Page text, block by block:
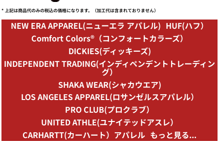
* 上記は商品代のみの税込の価格になります。（加工代は含まれておりません）
NEW ERA APPAREL(ニューエラ アパレル) HUF(ハフ）
Comfort Colors®（コンフォートカラーズ）
DICKIES(ディッキーズ)
INDEPENDENT TRADING(インディペンデントトレーディン
グ）
SHAKA WEAR(シャカウエア)
LOS ANGELES APPAREL(ロサンゼルスアパレル）
PRO CLUB(プロクラブ）
UNITED ATHLE(ユナイテッドアスレ）
CARHARTT(カーハート）アパレル もっと見る...